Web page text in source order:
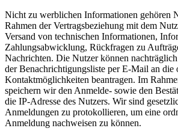
Nicht zu werblichen Informationen gehören
Rahmen der Vertragsbeziehung mit dem
Versand von technischen Informationen,
Zahlungsabwicklung, Rückfragen zu
Nachrichten. Die Nutzer können
der Benachrichtigungsliste per E-Mail an die
Kontaktmöglichkeiten beantragen. Im
speichern wir den Anmelde- sowie den
die IP-Adresse des Nutzers. Wir sind
Anmeldungen zu protokollieren, um eine
Anmeldung nachweisen zu können.